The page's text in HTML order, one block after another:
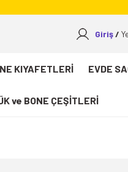
Giriş
KIYAFETLERİ EVDE
ve BONE ÇEŞİTLERİ